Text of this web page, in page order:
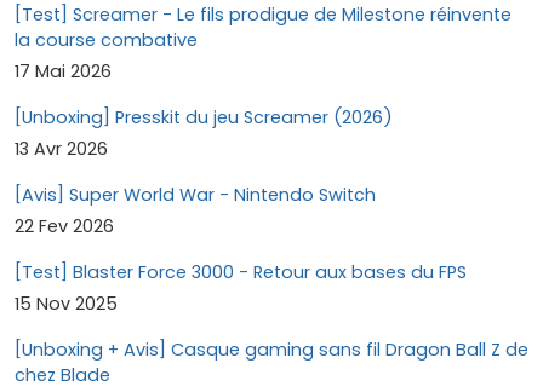
[Test] Screamer - Le fils prodigue de Milestone réinvente
la course combative
17 Mai 2026
[Unboxing] Presskit du jeu Screamer (2026)
13 Avr 2026
[Avis] Super World War - Nintendo Switch
22 Fev 2026
[Test] Blaster Force 3000 - Retour aux bases du FPS
15 Nov 2025
[Unboxing + Avis] Casque gaming sans fil Dragon Ball Z de
chez Blade